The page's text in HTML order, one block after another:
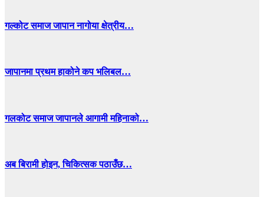
गल्कोट समाज जापान नागोया क्षेत्रीय…
जापानमा प्रथम हाकोने कप भलिबल…
गलकोट समाज जापानले आगामी महिनाको…
अब बिरामी होइन, चिकित्सक पठाउँछ…